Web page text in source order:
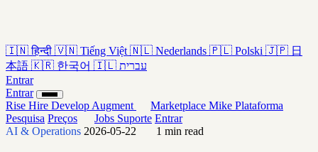
🇮🇳 हिन्दी 🇻🇳 Tiếng Việt 🇳🇱 Nederlands 🇵🇱 Polski 🇯🇵 日
本語 🇰🇷 한국어 🇮🇱 עברית
Entrar
Entrar
Rise Hire Develop Augment Marketplace Mike Plataforma
Pesquisa Preços Jobs Suporte Entrar
AI & Operations 2026-05-22 1 min read